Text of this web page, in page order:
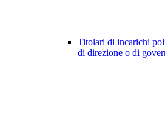
Titolari di incarichi
di direzione o di